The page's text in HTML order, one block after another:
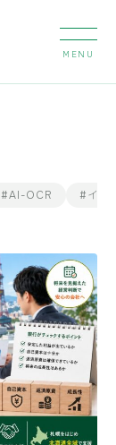
#AI-OCR #イン